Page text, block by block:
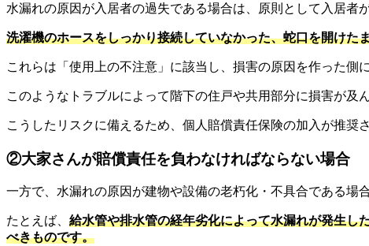
水漏れの原因が入居者の過失である場合は、原則として入居者
洗濯機のホースをしっかり接続していなかった、蛇口を開け
これらは「使用上の不注意」に該当し、損害の原因を作った側
このようなトラブルによって階下の住戸や共用部分に損害が及
こうしたリスクに備えるため、個人賠償責任保険の加入が推奨
②大家さんが賠償責任を負わなければならない場合
一方で、水漏れの原因が建物や設備の老朽化・不具合である場
たとえば、 給水管や排水管の経年劣化によって水漏れが発生し
べきものです。